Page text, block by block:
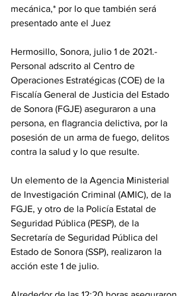
mecánica,* por lo que también será
presentado ante el Juez
Hermosillo, Sonora, julio 1 de 2021.-
Personal adscrito al Centro de
Operaciones Estratégicas (COE) de la
Fiscalía General de Justicia del Estado
de Sonora (FGJE) aseguraron a una
persona, en flagrancia delictiva, por la
posesión de un arma de fuego, delitos
contra la salud y lo que resulte.
Un elemento de la Agencia Ministerial
de Investigación Criminal (AMIC), de la
FGJE, y otro de la Policía Estatal de
Seguridad Pública (PESP), de la
Secretaría de Seguridad Pública del
Estado de Sonora (SSP), realizaron la
acción este 1 de julio.